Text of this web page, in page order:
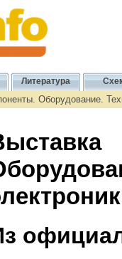
Литература
Оборудование.